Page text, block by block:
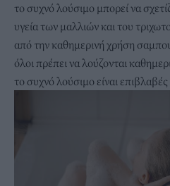
το συχνό λούσιμο μπορεί να
υγεία των μαλλιών και του
από την καθημερινή χρήση
όλοι πρέπει να λούζονται
το συχνό λούσιμο είναι